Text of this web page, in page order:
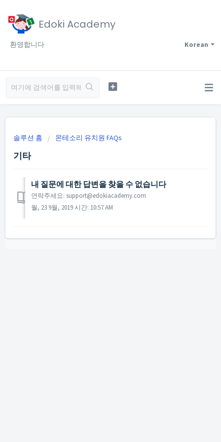
Edoki Academy
Korean
환영합니다
솔루션 홈 몬테소리 유치원 FAQs
기타
내 질문에 대한 답변을 찾을 수 없습니다
연락주세요: support@edokiacademy.com
월, 23 9월, 2019 시간: 10:57 AM